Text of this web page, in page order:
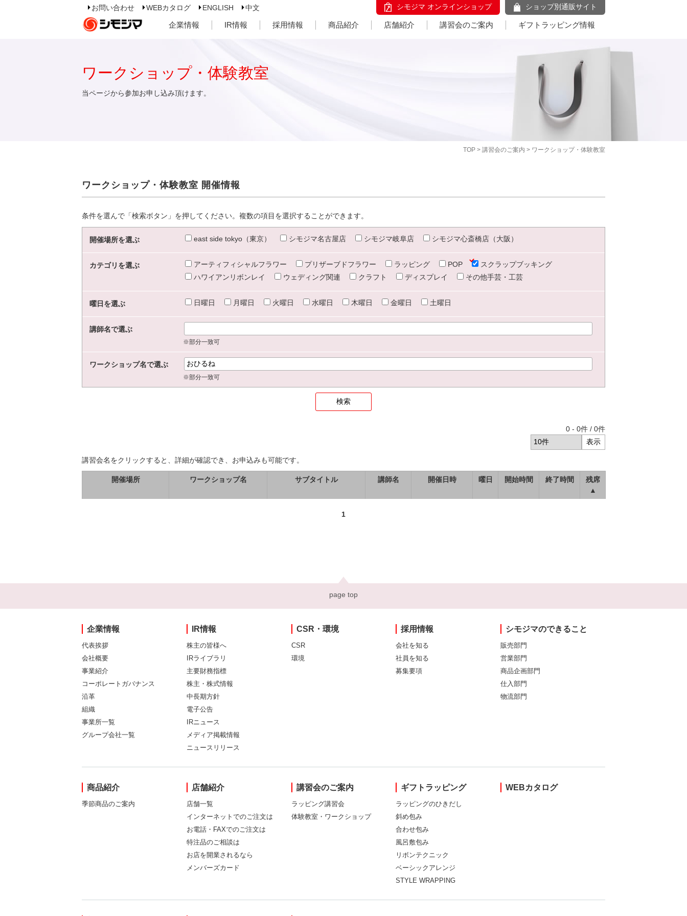
お問い合わせ WEBカタログ ENGLISH 中文 シモジマ オンラインショップ ショップ別通販サイト
企業情報 IR情報 採用情報 商品紹介 店舗紹介 講習会のご案内 ギフトラッピング情報
TOP > 講習会のご案内 > ワークショップ・体験教室
ワークショップ・体験教室
当ページから参加お申し込み頂けます。
ワークショップ・体験教室 開催情報
条件を選んで「検索ボタン」を押してください。複数の項目を選択することができます。
開催場所を選ぶ east side tokyo（東京） シモジマ名古屋店 シモジマ岐阜店 シモジマ心斎橋店（大阪）
カテゴリを選ぶ アーティフィシャルフラワー プリザーブドフラワー ラッピング POP
スクラップブッキング
ハワイアンリボンレイ
ウェディング関連 クラフト ディスプレイ その他手芸・工芸
曜日を選ぶ 日曜日 月曜日 火曜日 水曜日 木曜日 金曜日 土曜日
講師名で選ぶ
※部分一致可
ワークショップ名で選ぶ
※部分一致可
0 - 0件 / 0件
講習会名をクリックすると、詳細が確認でき、お申込みも可能です。
開催場所 ワークショップ名 サブタイトル 講師名 開催日時 曜日 開始時間 終了時間
残席
▲
1
page top
企業情報
代表挨拶
会社概要
事業紹介
コーポレートガバナンス
沿革
組織
事業所一覧
グループ会社一覧
IR情報
株主の皆様へ
IRライブラリ
主要財務指標
株主・株式情報
中長期方針
電子公告
IRニュース
メディア掲載情報
ニュースリリース
CSR・環境
CSR
環境
採用情報
会社を知る
社員を知る
募集要項
シモジマのできること
販売部門
営業部門
商品企画部門
仕入部門
物流部門
商品紹介
季節商品のご案内
店舗紹介
店舗一覧
インターネットでのご注文は
お電話・FAXでのご注文は
特注品のご相談は
お店を開業されるなら
メンバーズカード
講習会のご案内
ラッピング講習会
体験教室・ワークショップ
ギフトラッピング
ラッピングのひきだし
斜め包み
合わせ包み
風呂敷包み
リボンテクニック
ベーシックアレンジ
STYLE WRAPPING
WEBカタログ